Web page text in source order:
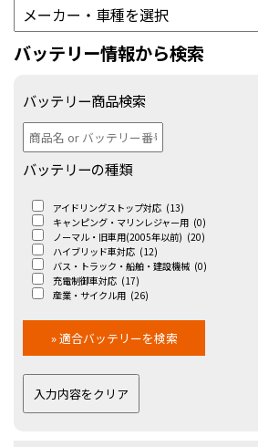
バッテリー情報から検索
バッテリー商品検索
バッテリーの種類
アイドリングストップ対応 (13)
キャンピング・マリンレジャー用 (0)
ノーマル・旧車用(2005年以前) (20)
ハイブリッド車対応 (12)
バス・トラック・船舶・建設機械 (0)
充電制御車対応 (17)
産業・サイクル用 (26)